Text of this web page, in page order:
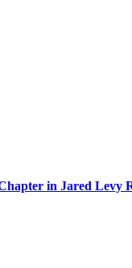
in Jared Levy